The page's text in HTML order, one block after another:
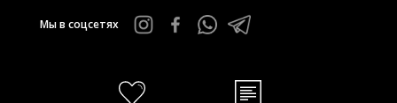
Мы в соцсетях